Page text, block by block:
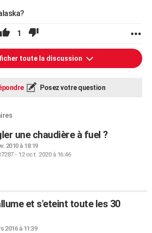
1
toute la discussion
Posez votre question
une chaudière à fuel ?
2010 à 18:19
- 12 oct. 2020 à 16:46
et s'eteint toute les 30
2016 à 11:39